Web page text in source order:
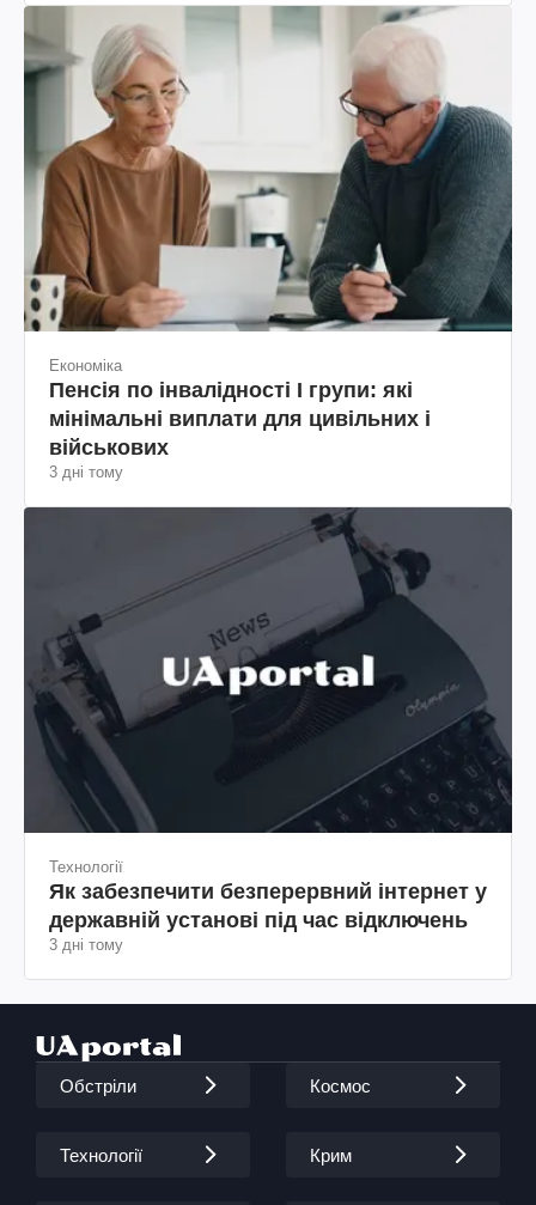
Економіка
Пенсія по інвалідності I групи: які
мінімальні виплати для цивільних і
військових
3 дні тому
Технології
Як забезпечити безперервний інтернет у
державній установі під час відключень
3 дні тому
Обстріли Космос
Технології Крим